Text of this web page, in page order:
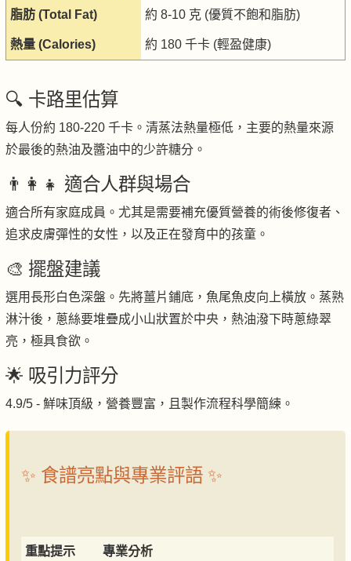
脂肪 (Total Fat) 約 8-10 克 (優質不飽和脂肪)
熱量 (Calories) 約 180 千卡 (輕盈健康)
🔍 卡路里估算
每人份約 180-220 千卡。清蒸法熱量極低，主要的熱量來源
於最後的熱油及醬油中的少許糖分。
👨‍👩‍👧 適合人群與場合
適合所有家庭成員。尤其是需要補充優質營養的術後修復者、
追求皮膚彈性的女性，以及正在發育中的孩童。
🎨 擺盤建議
選用長形白色深盤。先將薑片鋪底，魚尾魚皮向上橫放。蒸熟
淋汁後，蔥絲要堆疊成小山狀置於中央，熱油潑下時蔥綠翠
亮，極具食欲。
🌟 吸引力評分
4.9/5 - 鮮味頂級，營養豐富，且製作流程科學簡練。
✨ 食譜亮點與專業評語 ✨
重點提示 專業分析